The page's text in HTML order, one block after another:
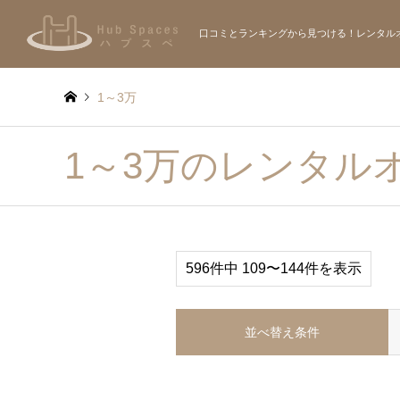
口コミとランキングから見つける！レンタル
1～3万
1～3万のレンタル
596件中 109〜144件を表示
並べ替え条件